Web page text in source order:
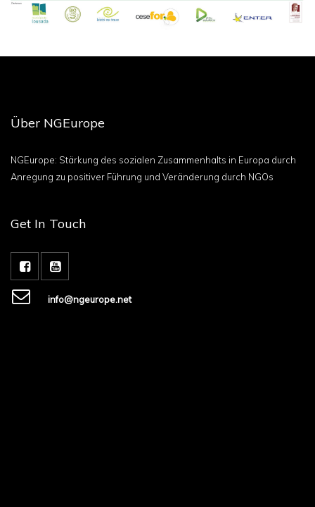
Über NGEurope
NGEurope: Stärkung des sozialen Zusammenhalts in Europa durch
Anregung zu positiver Führung und Veränderung durch NGOs
Get In Touch
info@ngeurope.net